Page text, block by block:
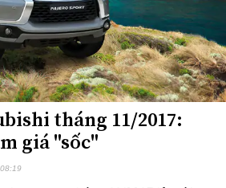
tháng 11/2017:
giá "sốc"